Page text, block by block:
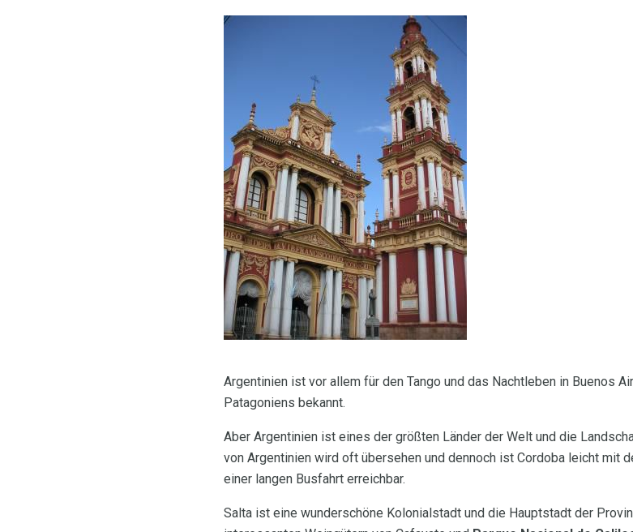
Argentinien ist vor allem für den Tango und das Nachtleben in Buenos
Patagoniens bekannt.
Aber Argentinien ist eines der größten Länder der Welt und die
von Argentinien wird oft übersehen und dennoch ist Cordoba leicht mit
einer langen Busfahrt erreichbar.
Salta ist eine wunderschöne Kolonialstadt und die Hauptstadt der